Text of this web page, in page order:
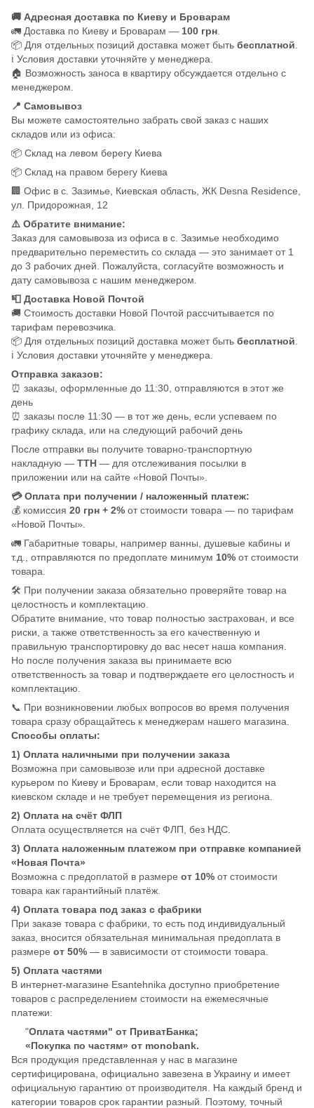
🚚 Адресная доставка по Киеву и Броварам
🚛 Доставка по Киеву и Броварам — 100 грн
📦 Для отдельных позиций доставка может быть бесплатной
ℹ️ Условия доставки уточняйте у менеджера.
🏠 Возможность заноса в квартиру обсуждается отдельно с
менеджером.
📍 Самовывоз
Вы можете самостоятельно забрать свой заказ с наших
складов или из офиса:
📦 Склад на левом берегу Киева
📦 Склад на правом берегу Киева
🏢 Офис в с. Зазимье, Киевская область, ЖК Desna Residence,
ул. Придорожная, 12
⚠️ Обратите внимание:
Заказ для самовывоза из офиса в с. Зазимье необходимо
предварительно переместить со склада — это занимает от 1
до 3 рабочих дней. Пожалуйста, согласуйте возможность и
дату самовывоза с нашим менеджером.
📮 Доставка Новой Почтой
🚚 Стоимость доставки Новой Почтой рассчитывается по
тарифам перевозчика.
📦 Для отдельных позиций доставка может быть бесплатной
ℹ️ Условия доставки уточняйте у менеджера.
Отправка заказов:
⏰ заказы, оформленные до 11:30, отправляются в этот же
день
⏰ заказы после 11:30 — в тот же день, если успеваем по
графику склада, или на следующий рабочий день
После отправки вы получите товарно-транспортную
накладную — ТТН — для отслеживания посылки в
приложении или на сайте «Новой Почты».
💳 Оплата при получении / наложенный платеж:
💰 комиссия 20 грн + 2% от стоимости товара — по тарифам
«Новой Почты».
🚛 Габаритные товары, например ванны, душевые кабины и
т.д., отправляются по предоплате минимум 10% от стоимости
товара.
🛠️ При получении заказа обязательно проверяйте товар на
целостность и комплектацию.
Обратите внимание, что товар полностью застрахован, и все
риски, а также ответственность за его качественную и
правильную транспортировку до вас несет наша компания.
Но после получения заказа вы принимаете всю
ответственность за товар и подтверждаете его целостность и
комплектацию.
📞 При возникновении любых вопросов во время получения
товара сразу обращайтесь к менеджерам нашего магазина.
Способы оплаты:
1) Оплата наличными при получении заказа
Возможна при самовывозе или при адресной доставке
курьером по Киеву и Броварам, если товар находится на
киевском складе и не требует перемещения из региона.
2) Оплата на счёт ФЛП
Оплата осуществляется на счёт ФЛП, без НДС.
3) Оплата наложенным платежом при отправке компанией
«Новая Почта»
Возможна с предоплатой в размере от 10% от стоимости
товара как гарантийный платёж.
4) Оплата товара под заказ с фабрики
При заказе товара с фабрики, то есть под индивидуальный
заказ, вносится обязательная минимальная предоплата в
размере от 50% — в зависимости от стоимости товара.
5) Оплата частями
В интернет-магазине Esantehnika доступно приобретение
товаров с распределением стоимости на ежемесячные
платежи:
"Оплата частями" от ПриватБанка;
«Покупка по частям» от monobank.
Вся продукция представленная у нас в магазине
сертифицирована, официально завезена в Украину и имеет
официальную гарантию от производителя. На каждый бренд и
категории товаров срок гарантии разный. Поэтому, точный